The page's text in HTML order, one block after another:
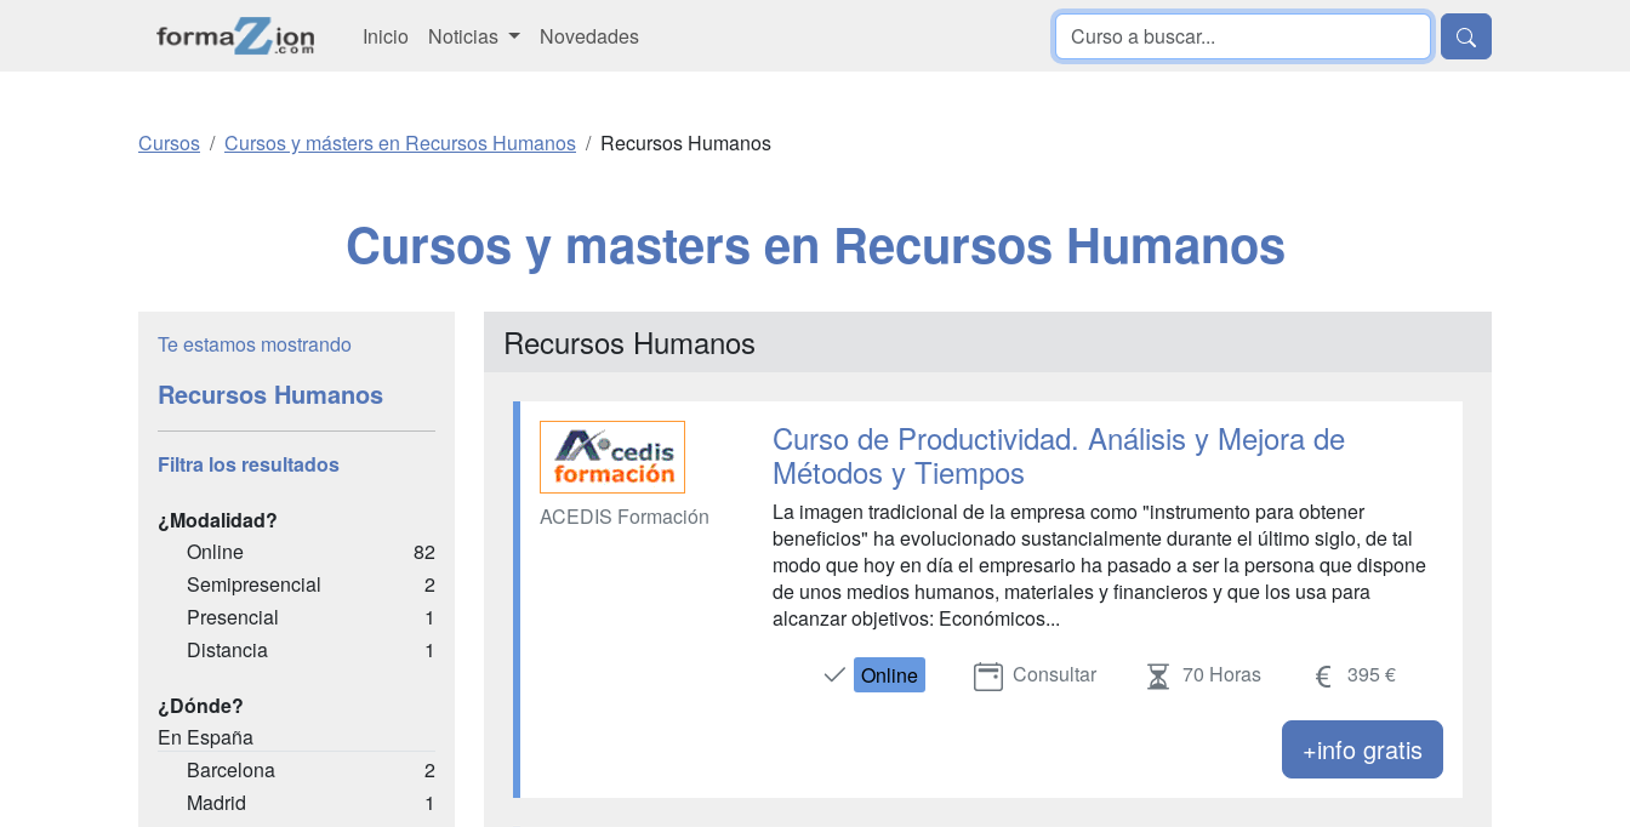
Inicio Noticias Novedades
Cursos Cursos y másters en Recursos Humanos Recursos Humanos
Cursos y masters en Recursos Humanos
Te estamos mostrando
Recursos Humanos
Filtra los resultados
¿Modalidad?
Online
82
Semipresencial
2
Presencial
1
Distancia
1
¿Dónde?
En España
Barcelona
2
Madrid
1
Recursos Humanos
ACEDIS Formación
Curso de Productividad. Análisis y Mejora de
Métodos y Tiempos
La imagen tradicional de la empresa como "instrumento para obtener
beneficios" ha evolucionado sustancialmente durante el último siglo, de tal
modo que hoy en día el empresario ha pasado a ser la persona que dispone
de unos medios humanos, materiales y financieros y que los usa para
alcanzar objetivos: Económicos...
Online Consultar 70 Horas 395 €
+info gratis